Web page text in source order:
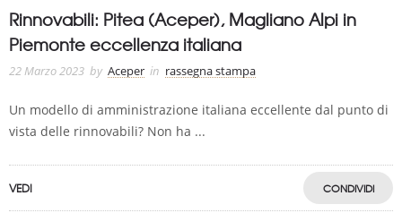
Rinnovabili: Pitea (Aceper), Magliano Alpi in
Piemonte eccellenza italiana
22 Marzo 2023 by Aceper in rassegna stampa
Un modello di amministrazione italiana eccellente dal punto di
vista delle rinnovabili? Non ha ...
VEDI CONDIVIDI